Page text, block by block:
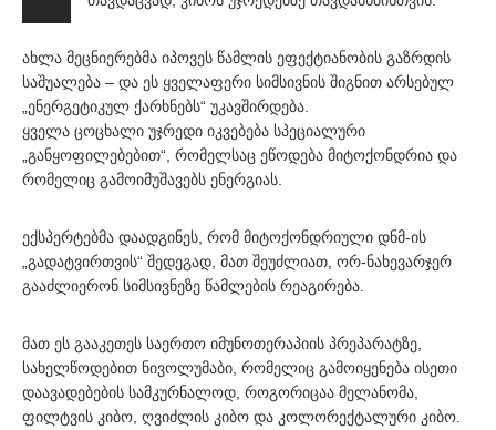
ახლა მეცნიერებმა იპოვეს წამლის ეფექტიანობის გაზრდის
საშუალება – და ეს ყველაფერი სიმსივნის შიგნით არსებულ
„ენერგეტიკულ ქარხნებს“ უკავშირდება.
ყველა ცოცხალი უჯრედი იკვებება სპეციალური
„განყოფილებებით“, რომელსაც ეწოდება მიტოქონდრია და
რომელიც გამოიმუშავებს ენერგიას.
ექსპერტებმა დაადგინეს, რომ მიტოქონდრიული დნმ-ის
„გადატვირთვის“ შედეგად, მათ შეუძლიათ, ორ-ნახევარჯერ
გააძლიერონ სიმსივნეზე წამლების რეაგირება.
მათ ეს გააკეთეს საერთო იმუნოთერაპიის პრეპარატზე,
სახელწოდებით ნივოლუმაბი, რომელიც გამოიყენება ისეთი
დაავადებების სამკურნალოდ, როგორიცაა მელანომა,
ფილტვის კიბო, ღვიძლის კიბო და კოლორექტალური კიბო.